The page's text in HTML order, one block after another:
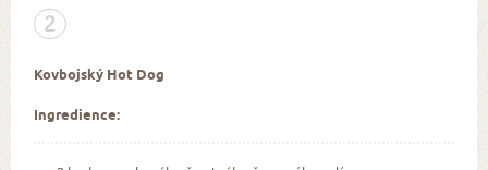
2
Kovbojský Hot Dog
Ingredience: